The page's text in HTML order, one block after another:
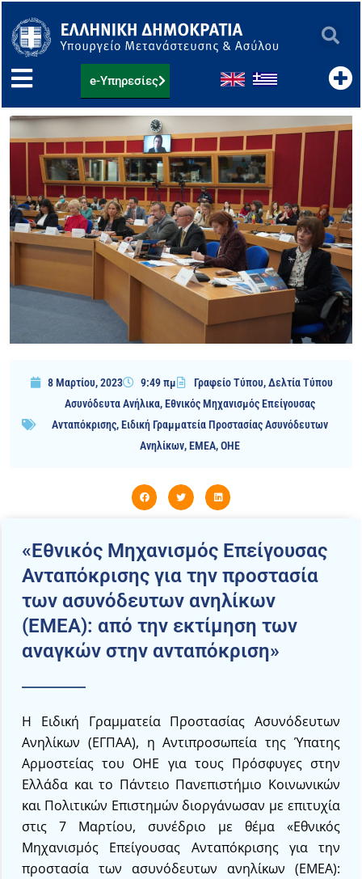
στο
περιεχόμενο
e-Υπηρεσίες
8 Μαρτίου, 2023 9:49 πμ Γραφείο Τύπου,Δελτία Τύπου
Ασυνόδευτα Ανήλικα,Εθνικός Μηχανισμός Επείγουσας
Ανταπόκρισης,Ειδική Γραμματεία Προστασίας Ασυνόδευτων
Ανηλίκων,ΕΜΕΑ,ΟΗΕ
«Εθνικός Μηχανισμός Επείγουσας
Ανταπόκρισης για την προστασία
των ασυνόδευτων ανηλίκων
(ΕΜΕΑ): από την εκτίμηση των
αναγκών στην ανταπόκριση»
Η Ειδική Γραμματεία Προστασίας Ασυνόδευτων
Ανηλίκων (ΕΓΠΑΑ), η Αντιπροσωπεία της Ύπατης
Αρμοστείας του ΟΗΕ για τους Πρόσφυγες στην
Ελλάδα και το Πάντειο Πανεπιστήμιο Κοινωνικών
και Πολιτικών Επιστημών διοργάνωσαν με επιτυχία
στις 7 Μαρτίου, συνέδριο με θέμα «Εθνικός
Μηχανισμός Επείγουσας Ανταπόκρισης για την
προστασία των ασυνόδευτων ανηλίκων (ΕΜΕΑ):